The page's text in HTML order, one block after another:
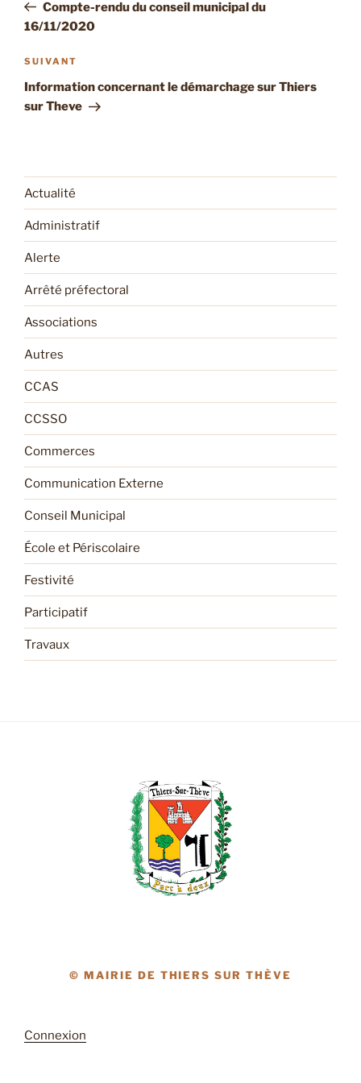
l’article
Compte-rendu du conseil municipal du
16/11/2020
Article
suivant
SUIVANT
Information concernant le démarchage sur Thiers
sur Theve
Actualité
Administratif
Alerte
Arrêté préfectoral
Associations
Autres
CCAS
CCSSO
Commerces
Communication Externe
Conseil Municipal
École et Périscolaire
Festivité
Participatif
Travaux
© MAIRIE DE THIERS SUR THÈVE
Connexion